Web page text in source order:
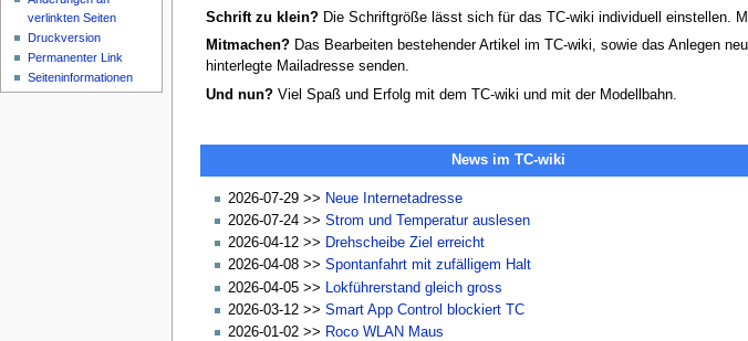
Schrift zu klein?Die Schriftgröße lässt sich für das TC-wiki individuell einstellen.
Mitmachen?Das Bearbeiten bestehender Artikel im TC-wiki, sowie das Anlegen
hinterlegte Mailadresse senden.
Und nun?Viel Spaß und Erfolg mit dem TC-wiki und mit der Modellbahn.
News im TC-wiki
2026-07-29 >> Neue Internetadresse
2026-07-24 >> Strom und Temperatur auslesen
2026-04-12 >> Drehscheibe Ziel erreicht
2026-04-08 >> Spontanfahrt mit zufälligem Halt
2026-04-05 >>
Lokführerstand gleich gross
2026-03-12 >> Smart App Control blockiert TC
2026-01-02 >> Roco WLAN Maus
verlinkten Seiten
Druckversion
Permanenter Link
Seiten­­informationen